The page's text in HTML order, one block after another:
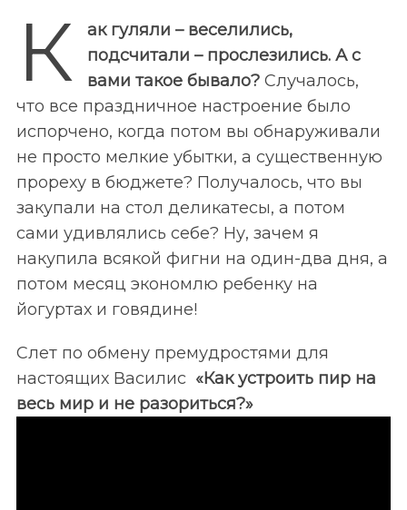
К
ак гуляли – веселились,
подсчитали – прослезились. А с
вами такое бывало?Случалось,
что все праздничное настроение было
испорчено, когда потом вы обнаруживали
не просто мелкие убытки, а существенную
прореху в бюджете? Получалось, что вы
закупали на стол деликатесы, а потом
сами удивлялись себе? Ну, зачем я
накупила всякой фигни на один-два дня, а
потом месяц экономлю ребенку на
йогуртах и говядине!
Слет по обмену премудростями для
настоящих Василис «Как устроить пир на
весь мир и не разориться?»